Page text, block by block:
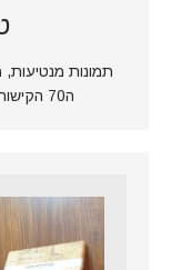
תמונות
ה70 הקישור לאלבום תמונות גוגל של הארכיון.